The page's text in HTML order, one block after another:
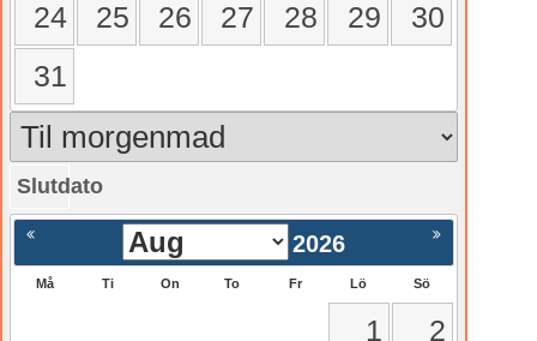
24
25 26 27 28 29
30
31
Slutdato
Nästa >
2026
Må Ti On To Fr Lö Sö
1
2